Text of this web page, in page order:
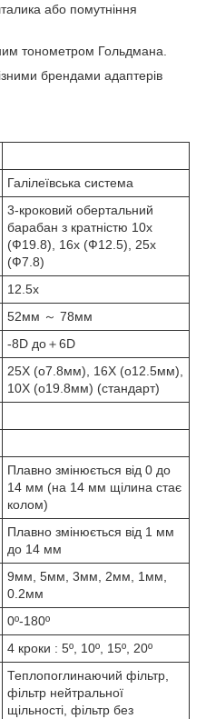
або помутніння
тонометром Гольдмана.
брендами адаптерів
Галілеївська система
3-кроковий обертальний
барабан з кратністю 10х
(Ф19.8), 16х (Ф12.5), 25х
(Ф7.8)
12.5х
52мм ～ 78мм
-8D до＋6D
25X (o7.8мм), 16X (o12.5мм),
10X (o19.8мм) (стандарт)
Плавно змінюється від 0 до
14 мм (на 14 мм щілина стає
колом)
Плавно змінюється від 1 мм
до 14 мм
9мм, 5мм, 3мм, 2мм, 1мм,
0.2мм
0º-180º
4 кроки : 5º, 10º, 15º, 20º
Теплопоглинаючий фільтр,
фільтр нейтральної
щільності, фільтр без